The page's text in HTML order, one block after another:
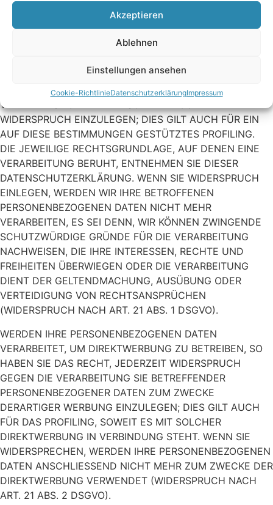
Akzeptieren
Ablehnen
Einstellungen ansehen
Cookie-RichtlinieDatenschutzerklärungImpressum
Direktwerbung (Art. 21 DSGVO)
WENN DIE DATENVERARBEITUNG AUF GRUNDLAGE VON
JEDERZEIT DAS RECHT, AUS GRÜNDEN, DIE SICH AUS
IHRER BESONDEREN SITUATION ERGEBEN, GEGEN DIE
VERARBEITUNG IHRER PERSONENBEZOGENEN DATEN
WIDERSPRUCH EINZULEGEN; DIES GILT AUCH FÜR EIN
AUF DIESE BESTIMMUNGEN GESTÜTZTES PROFILING.
DIE JEWEILIGE RECHTSGRUNDLAGE, AUF DENEN EINE
VERARBEITUNG BERUHT, ENTNEHMEN SIE DIESER
DATENSCHUTZERKLÄRUNG. WENN SIE WIDERSPRUCH
EINLEGEN, WERDEN WIR IHRE BETROFFENEN
PERSONENBEZOGENEN DATEN NICHT MEHR
VERARBEITEN, ES SEI DENN, WIR KÖNNEN ZWINGENDE
SCHUTZWÜRDIGE GRÜNDE FÜR DIE VERARBEITUNG
NACHWEISEN, DIE IHRE INTERESSEN, RECHTE UND
FREIHEITEN ÜBERWIEGEN ODER DIE VERARBEITUNG
DIENT DER GELTENDMACHUNG, AUSÜBUNG ODER
VERTEIDIGUNG VON RECHTSANSPRÜCHEN
(WIDERSPRUCH NACH ART. 21 ABS. 1 DSGVO).
WERDEN IHRE PERSONENBEZOGENEN DATEN
VERARBEITET, UM DIREKTWERBUNG ZU BETREIBEN, SO
HABEN SIE DAS RECHT, JEDERZEIT WIDERSPRUCH
GEGEN DIE VERARBEITUNG SIE BETREFFENDER
PERSONENBEZOGENER DATEN ZUM ZWECKE
DERARTIGER WERBUNG EINZULEGEN; DIES GILT AUCH
FÜR DAS PROFILING, SOWEIT ES MIT SOLCHER
DIREKTWERBUNG IN VERBINDUNG STEHT. WENN SIE
WIDERSPRECHEN, WERDEN IHRE PERSONENBEZOGENEN
DATEN ANSCHLIESSEND NICHT MEHR ZUM ZWECKE DER
DIREKTWERBUNG VERWENDET (WIDERSPRUCH NACH
ART. 21 ABS. 2 DSGVO).